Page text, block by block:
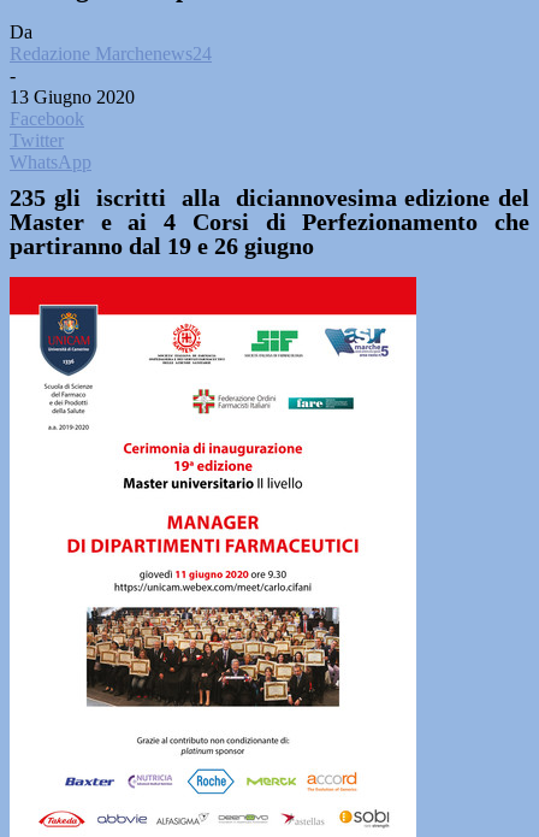
Da
Redazione Marchenews24
-
13 Giugno 2020
Facebook
Twitter
WhatsApp
235 gli iscritti alla diciannovesima edizione del
Master e ai 4 Corsi di Perfezionamento che
partiranno dal 19 e 26 giugno